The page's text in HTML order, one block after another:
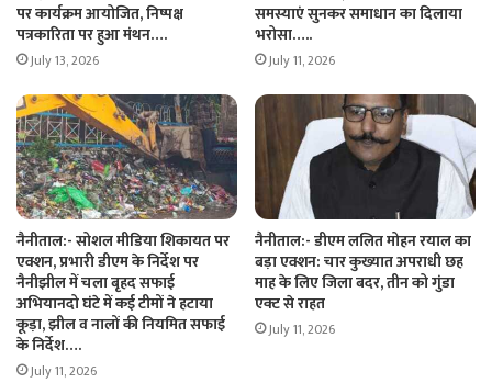
पर कार्यक्रम आयोजित, निष्पक्ष
पत्रकारिता पर हुआ मंथन….
July 13, 2026
समस्याएं सुनकर समाधान का दिलाया
भरोसा…..
July 11, 2026
नैनीताल:- सोशल मीडिया शिकायत पर
एक्शन, प्रभारी डीएम के निर्देश पर
नैनीझील में चला बृहद सफाई
अभियानदो घंटे में कई टीमों ने हटाया
कूड़ा, झील व नालों की नियमित सफाई
के निर्देश….
July 11, 2026
नैनीताल:- डीएम ललित मोहन रयाल का
बड़ा एक्शन: चार कुख्यात अपराधी छह
माह के लिए जिला बदर, तीन को गुंडा
एक्ट से राहत
July 11, 2026